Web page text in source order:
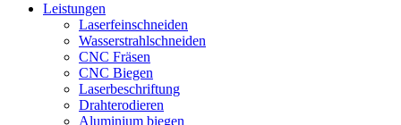
Leistungen
Laserfeinschneiden
Wasserstrahlschneiden
CNC Fräsen
CNC Biegen
Laserbeschriftung
Drahterodieren
Aluminium biegen